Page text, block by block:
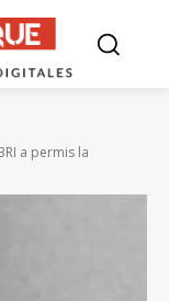
a permis la